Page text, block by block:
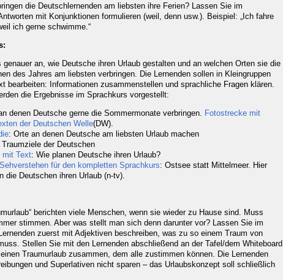
die Deutschlernenden am liebsten ihre Ferien? Lassen Sie im
mit Konjunktionen formulieren (weil, denn usw.). Beispiel: „Ich fahre
ich gerne schwimme.“
genauer an, wie Deutsche ihren Urlaub gestalten und an welchen Orten sie die
des Jahres am liebsten verbringen. Die Lernenden sollen in Kleingruppen
bearbeiten: Informationen zusammenstellen und sprachliche Fragen klären.
die Ergebnisse im Sprachkurs vorgestellt:
denen Deutsche gerne die Sommermonate verbringen. Fotostrecke mit
der Deutschen Welle(DW).
: Orte an denen Deutsche am liebsten Urlaub machen
Traumziele der Deutschen
mit Text: Wie planen Deutsche ihren Urlaub?
für den kompletten Sprachkurs: Ostsee statt Mittelmeer. Hier
die Deutschen ihren Urlaub (n-tv).
berichten viele Menschen, wenn sie wieder zu Hause sind. Muss
stimmen. Aber was stellt man sich denn darunter vor? Lassen Sie im
zuerst mit Adjektiven beschreiben, was zu so einem Traum von
Stellen Sie mit den Lernenden abschließend an der Tafel/dem Whiteboard
Traumurlaub zusammen, dem alle zustimmen können. Die Lernenden
und Superlativen nicht sparen – das Urlaubskonzept soll schließlich